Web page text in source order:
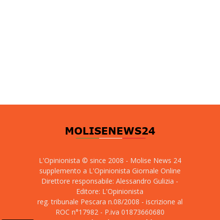
L'Opinionista © since 2008 - Molise News 24
supplemento a L'Opinionista Giornale Online
Direttore responsabile: Alessandro Gulizia -
Editore: L'Opinionista
reg. tribunale Pescara n.08/2008 - iscrizione al
ROC n°17982 - P.iva 01873660680